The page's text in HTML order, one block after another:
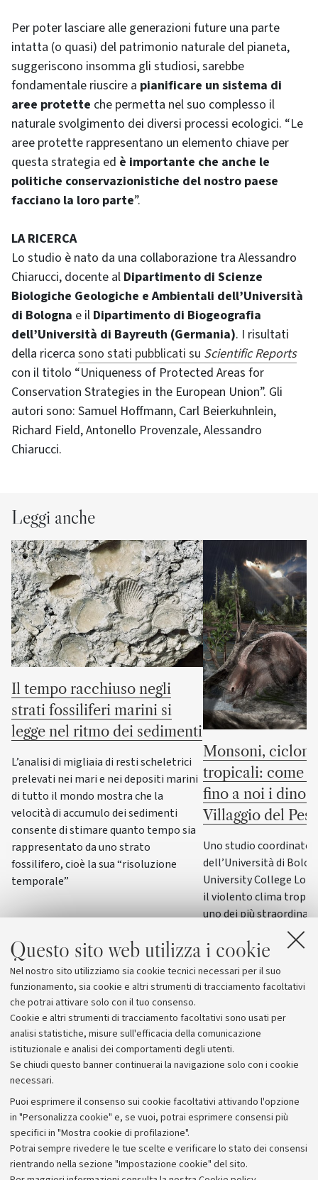
Questo sito web utilizza i cookie
Nel nostro sito utilizziamo sia cookie tecnici necessari per il suo
funzionamento, sia cookie e altri strumenti di tracciamento facoltativi
che potrai attivare solo con il tuo consenso.
Cookie e altri strumenti di tracciamento facoltativi sono usati per
analisi statistiche, misure sull'efficacia della comunicazione
istituzionale e analisi dei comportamenti degli utenti.
Se chiudi questo banner continuerai la navigazione solo con i cookie
necessari.
Puoi esprimere il consenso sui cookie facoltativi attivando l'opzione
in "Personalizza cookie" e, se vuoi, potrai esprimere consensi più
specifici in "Mostra cookie di profilazione".
Potrai sempre rivedere le tue scelte e verificare lo stato dei consensi
rientrando nella sezione "Impostazione cookie" del sito.
Per poter lasciare alle generazioni future una parte
intatta (o quasi) del patrimonio naturale del pianeta,
suggeriscono insomma gli studiosi, sarebbe
fondamentale riuscire a pianificare un sistema di
aree protette che permetta nel suo complesso il
naturale svolgimento dei diversi processi ecologici. “Le
aree protette rappresentano un elemento chiave per
questa strategia ed è importante che anche le
politiche conservazionistiche del nostro paese
facciano la loro parte”.
LA RICERCA
Lo studio è nato da una collaborazione tra Alessandro
Chiarucci, docente al Dipartimento di Scienze
Biologiche Geologiche e Ambientali dell’Università
di Bologna e il Dipartimento di Biogeografia
dell’Università di Bayreuth (Germania). I risultati
della ricerca sono stati pubblicati su Scientific Reports
con il titolo “Uniqueness of Protected Areas for
Conservation Strategies in the European Union”. Gli
autori sono: Samuel Hoffmann, Carl Beierkuhnlein,
Richard Field, Antonello Provenzale, Alessandro
Chiarucci.
Leggi anche
Il tempo racchiuso negli
strati fossiliferi marini si
legge nel ritmo dei sedimenti
L’analisi di migliaia di resti scheletrici
prelevati nei mari e nei depositi marini
di tutto il mondo mostra che la
velocità di accumulo dei sedimenti
consente di stimare quanto tempo sia
rappresentato da uno strato
fossilifero, cioè la sua “risoluzione
temporale”
Monsoni, cicloni
tropicali: come
fino a noi i
Villaggio del
Uno studio coordinato
dell’Università di
University College
il violento clima
uno dei più
del Cretaceo,
Trieste: lo stesso
collega i gas serra a
meteorologici estremi
Archivio
Comunicati stampa
Redazione
Rassegna stampa